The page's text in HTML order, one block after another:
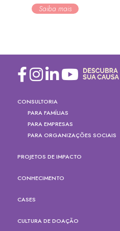
Saiba mais
CONSULTORIA
PARA FAMÍLIAS
PARA EMPRESAS
PARA ORGANIZAÇÕES SOCIAIS
PROJETOS DE IMPACTO
CONHECIMENTO
CASES
CULTURA DE DOAÇÃO